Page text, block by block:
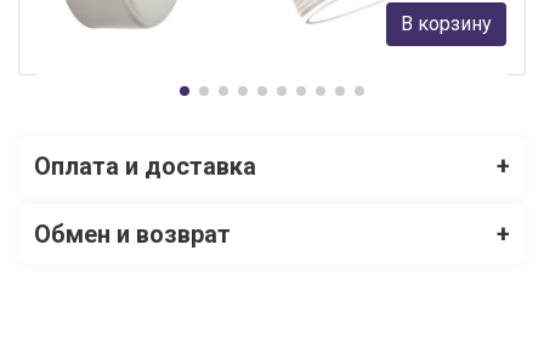
2 290 руб. В корзину
Оплата и доставка +
Обмен и возврат +